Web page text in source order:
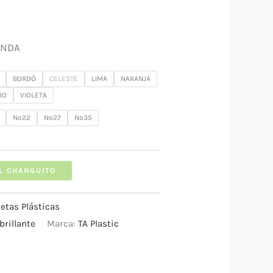
15.000
BORDÓ CELESTE LIMA
NARANJA
VIOLETA
Nº22 Nº27 Nº35
CHANGUITO
Plásticas
Marca: TA Plastic